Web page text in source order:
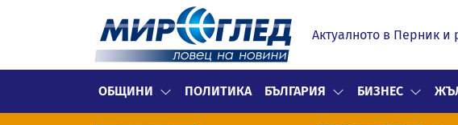
Актуалното в Перник и
ОБЩИНИ ПОЛИТИКА БЪЛГАРИЯ БИЗНЕС